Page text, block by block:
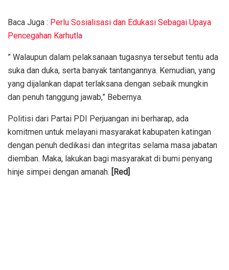
Baca Juga : Perlu Sosialisasi dan Edukasi Sebagai Upaya
Pencegahan Karhutla
” Walaupun dalam pelaksanaan tugasnya tersebut tentu ada
suka dan duka, serta banyak tantangannya. Kemudian, yang
yang dijalankan dapat terlaksana dengan sebaik mungkin
dan penuh tanggung jawab,” Bebernya.
Politisi dari Partai PDI Perjuangan ini berharap, ada
komitmen untuk melayani masyarakat kabupaten katingan
dengan penuh dedikasi dan integritas selama masa jabatan
diemban. Maka, lakukan bagi masyarakat di bumi penyang
hinje simpei dengan amanah. [Red]